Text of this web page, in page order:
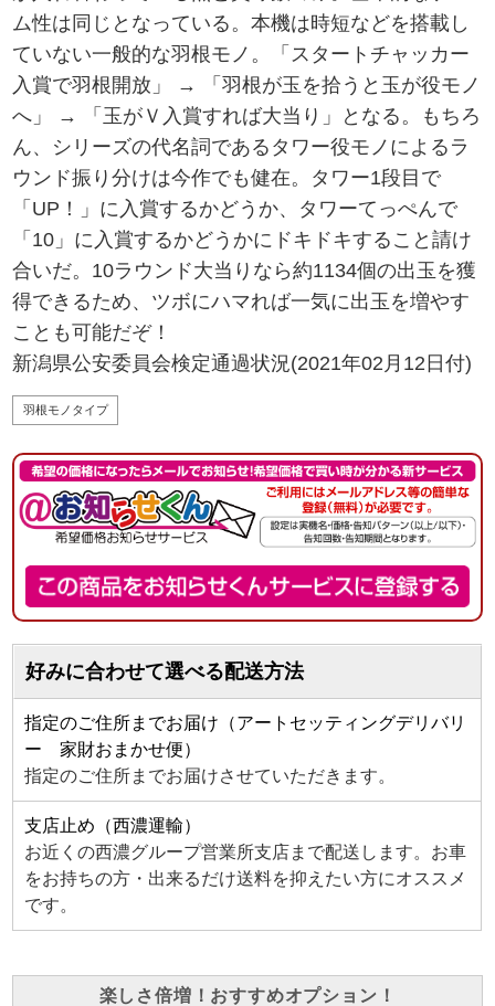
ム性は同じとなっている。本機は時短などを搭載し
ていない一般的な羽根モノ。「スタートチャッカー
入賞で羽根開放」 → 「羽根が玉を拾うと玉が役モノ
へ」 → 「玉がＶ入賞すれば大当り」となる。もちろ
ん、シリーズの代名詞であるタワー役モノによるラ
ウンド振り分けは今作でも健在。タワー1段目で
「UP！」に入賞するかどうか、タワーてっぺんで
「10」に入賞するかどうかにドキドキすること請け
合いだ。10ラウンド大当りなら約1134個の出玉を獲
得できるため、ツボにハマれば一気に出玉を増やす
ことも可能だぞ！
新潟県公安委員会検定通過状況(2021年02月12日付)
羽根モノタイプ
好みに合わせて選べる配送方法
指定のご住所までお届け（アートセッティングデリバリ
ー 家財おまかせ便）
指定のご住所までお届けさせていただきます。
支店止め（西濃運輸）
お近くの西濃グループ営業所支店まで配送します。お車
をお持ちの方・出来るだけ送料を抑えたい方にオススメ
です。
楽しさ倍増！おすすめオプション！